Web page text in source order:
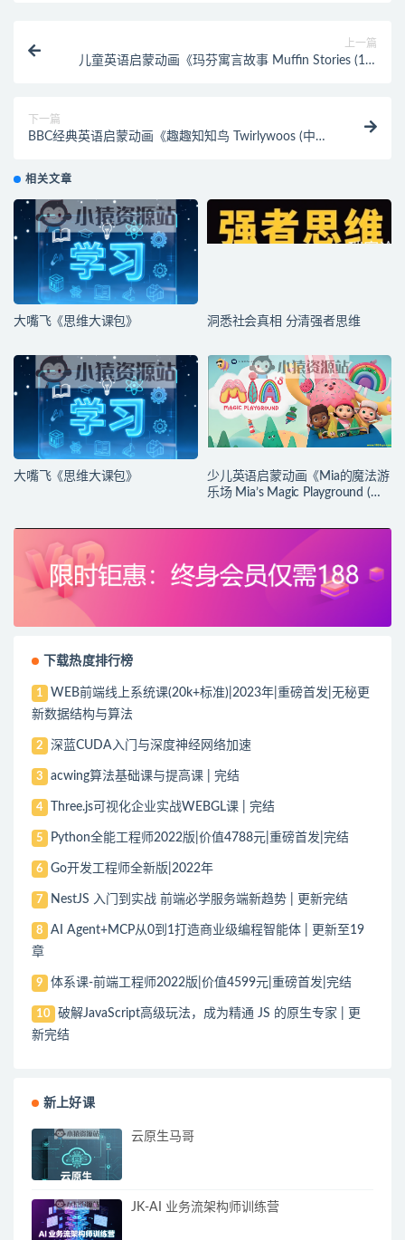
上一篇
儿童英语启蒙动画《玛芬寓言故事 Muffin Stories (1-8
下一篇
BBC经典英语启蒙动画《趣趣知知鸟 Twirlywoos (中英
相关文章
大嘴飞《思维大课包》 洞悉社会真相 分清强者思维
大嘴飞《思维大课包》
少儿英语启蒙动画《Mia的魔法游
乐场 Mia’s Magic Playground (动
下载热度排行榜
1
WEB前端线上系统课(20k+标准)|2023年|重磅首发|无秘更
新数据结构与算法
2 深蓝CUDA入门与深度神经网络加速
3 acwing算法基础课与提高课 | 完结
4 Three.js可视化企业实战WEBGL课 | 完结
5 Python全能工程师2022版|价值4788元|重磅首发|完结
6 Go开发工程师全新版|2022年
7 NestJS 入门到实战 前端必学服务端新趋势 | 更新完结
8
AI Agent+MCP从0到1打造商业级编程智能体 | 更新至19
章
9 体系课-前端工程师2022版|价值4599元|重磅首发|完结
10
破解JavaScript高级玩法，成为精通 JS 的原生专家 | 更
新完结
新上好课
云原生马哥
JK-AI 业务流架构师训练营